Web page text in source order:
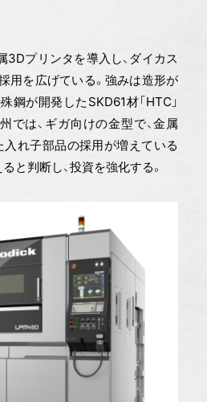
3Dプリンタを導入し、ダイカス
用を広げている。強みは造形が
鋼が開発したSKD61材「HTC」
では、ギガ向けの金型で、金属
れ子部品の採用が増えている
と判断し、投資を強化する。